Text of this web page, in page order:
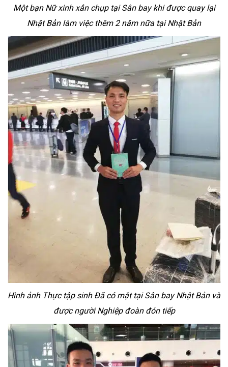
Một bạn Nữ xinh xắn chụp tại Sân bay khi được quay lại
Nhật Bản làm việc thêm 2 năm nữa tại Nhật Bản
Hình ảnh Thực tập sinh Đã có mặt tại Sân bay Nhật Bản và
được người Nghiệp đoàn đón tiếp